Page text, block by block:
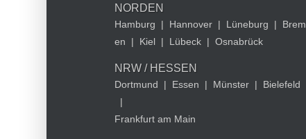
NORDEN
Hamburg | Hannover | Lüneburg |
Brem
en
| Kiel | Lübeck | Osnabrück
NRW / HESSEN
Dortmund | Essen | Münster |
Bielefeld
|
Frankfurt am Main